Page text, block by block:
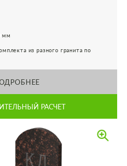
мм
из разного гранита по
РАСЧЕТ